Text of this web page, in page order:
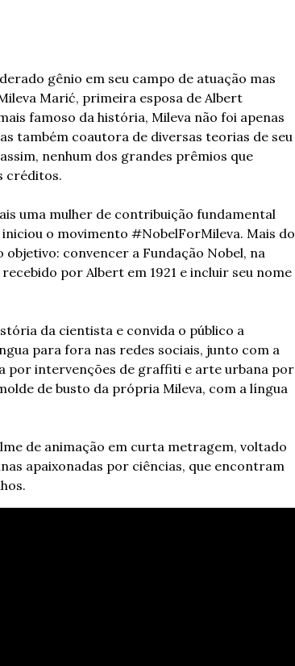
gênio em seu campo de atuação mas
Marić, primeira esposa de Albert
famoso da história, Mileva não foi apenas
também coautora de diversas teorias de seu
nenhum dos grandes prêmios que
créditos.
uma mulher de contribuição fundamental
o movimento #NobelForMileva. Mais do
convencer a Fundação Nobel, na
por Albert em 1921 e incluir seu nome
da cientista e convida o público a
para fora nas redes sociais, junto com a
por intervenções de graffiti e arte urbana por
de busto da própria Mileva, com a língua
de animação em curta metragem, voltado
apaixonadas por ciências, que encontram